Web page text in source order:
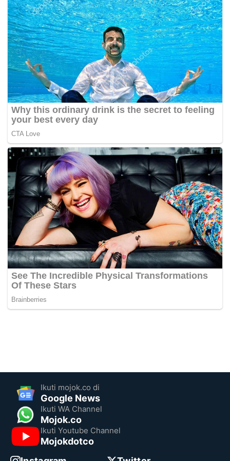
Ikuti mojok.co di
Google News
Ikuti WA Channel
Mojok.co
Ikuti Youtube Channel
Mojokdotco